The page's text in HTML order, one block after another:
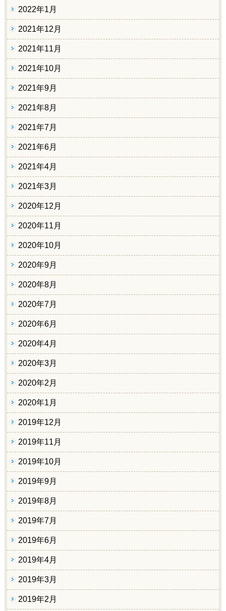
2022年1月
2021年12月
2021年11月
2021年10月
2021年9月
2021年8月
2021年7月
2021年6月
2021年4月
2021年3月
2020年12月
2020年11月
2020年10月
2020年9月
2020年8月
2020年7月
2020年6月
2020年4月
2020年3月
2020年2月
2020年1月
2019年12月
2019年11月
2019年10月
2019年9月
2019年8月
2019年7月
2019年6月
2019年4月
2019年3月
2019年2月